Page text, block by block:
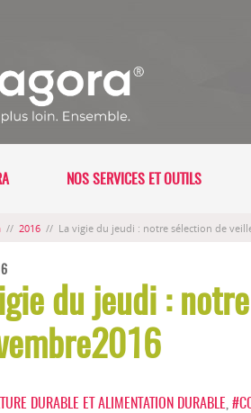
NOS SERVICES ET OUTILS
// 2016 // La vigie du jeudi : notre sélection de
du jeudi :
DURABLE ET ALIMENTATION DURABLE